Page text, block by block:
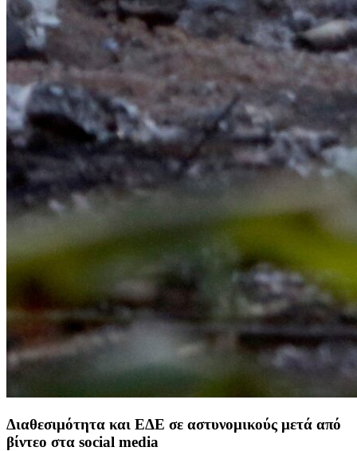
Διαθεσιμότητα και ΕΔΕ σε αστυνομικούς μετά από
βίντεο στα social media